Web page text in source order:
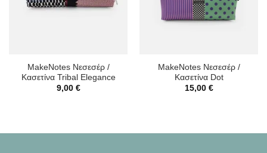
MakeNotes Νεσεσέρ /
Κασετίνα Tribal Elegance
9,00 €
MakeNotes Νεσεσέρ /
Κασετίνα Dot
15,00 €